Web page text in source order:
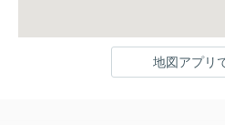
地図アプリ